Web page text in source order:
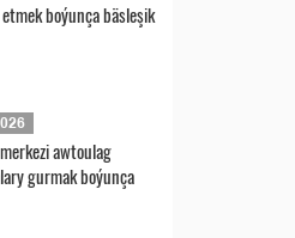
boýunça bäsleşik
awtoulag
gurmak boýunça